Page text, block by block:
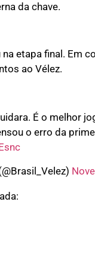
da chave.
etapa final. Em
ao Vélez.
É o melhor
o erro da